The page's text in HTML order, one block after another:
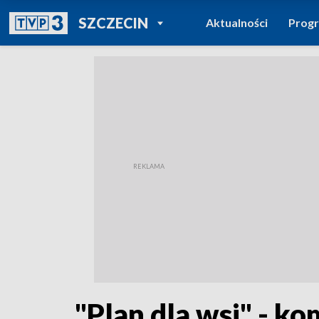
SZCZECINPOWRÓT DO
TVP REGIONY
Aktualności